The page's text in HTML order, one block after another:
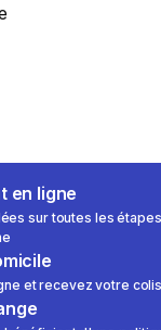
en ligne
sur toutes les
et recevez votre